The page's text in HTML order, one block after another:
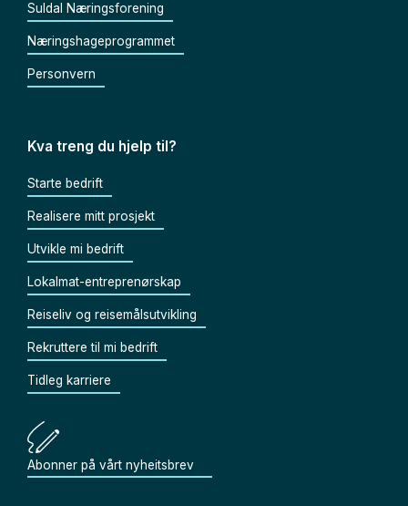
Suldal Næringsforening
Næringshageprogrammet
Personvern
Kva treng du hjelp til?
Starte bedrift
Realisere mitt prosjekt
Utvikle mi bedrift
Lokalmat-entreprenørskap
Reiseliv og reisemålsutvikling
Rekruttere til mi bedrift
Tidleg karriere
Abonner på vårt nyheitsbrev